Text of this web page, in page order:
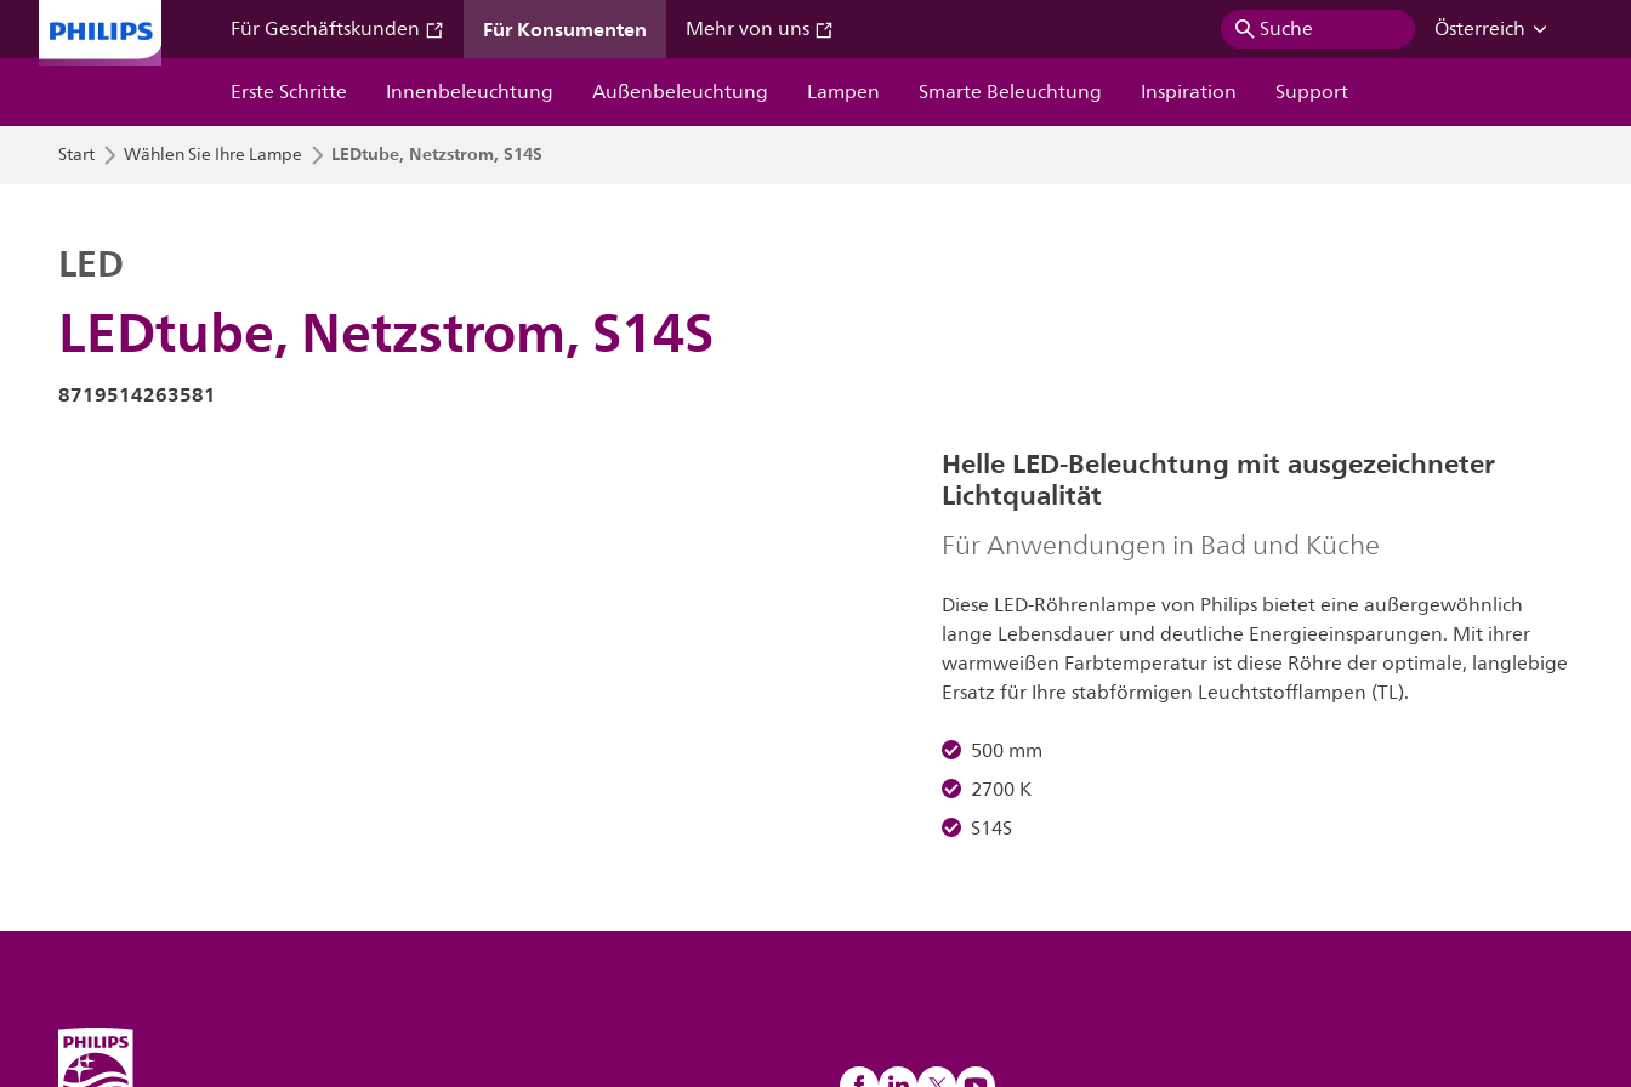
Für Geschäftskunden Für Konsumenten Mehr von uns Suche
Österreich
Erste Schritte
Innenbeleuchtung Außenbeleuchtung Lampen Smarte Beleuchtung Inspiration Support
Start Wählen Sie Ihre Lampe LEDtube, Netzstrom, S14S
LEDtube, Netzstrom, S14S
LED
8719514263581
Helle LED-Beleuchtung mit ausgezeichneter
Lichtqualität
Für Anwendungen in Bad und Küche
Diese LED-Röhrenlampe von Philips bietet eine außergewöhnlich
lange Lebensdauer und deutliche Energieeinsparungen. Mit ihrer
warmweißen Farbtemperatur ist diese Röhre der optimale, langlebige
Ersatz für Ihre stabförmigen Leuchtstofflampen (TL).
500 mm
2700 K
S14S